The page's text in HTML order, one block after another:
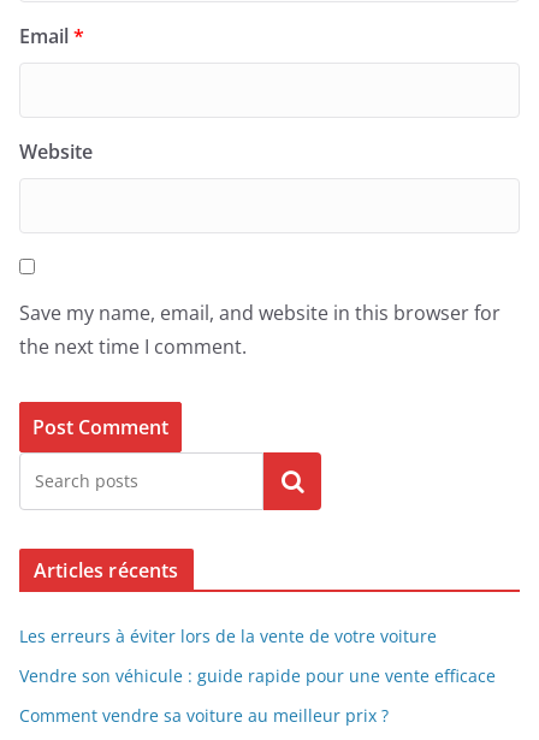
Email*
Website
Save my name, email, and website in this browser for
the next time I comment.
Search
Articles récents
Les erreurs à éviter lors de la vente de votre voiture
Vendre son véhicule : guide rapide pour une vente efficace
Comment vendre sa voiture au meilleur prix ?